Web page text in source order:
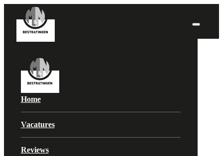
Home
Vacatures
Reviews